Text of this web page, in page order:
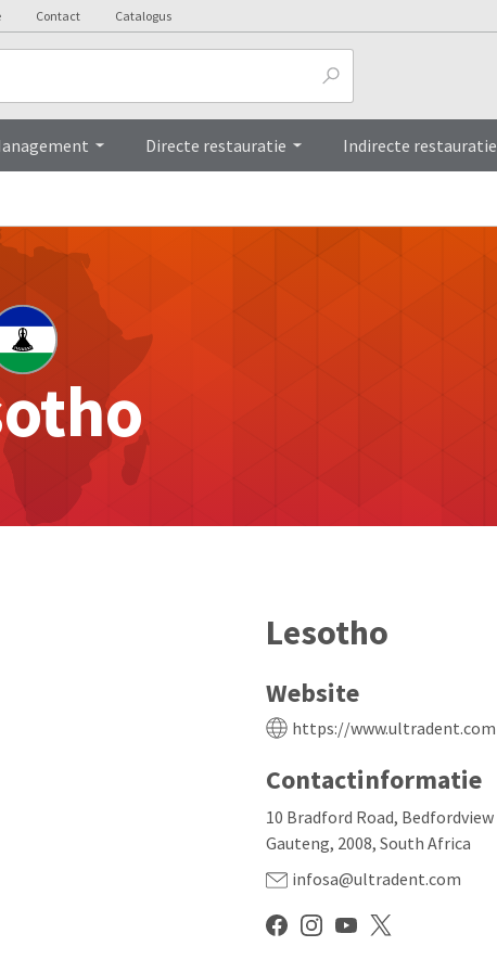
Contact Catalogus
Directe restauratie Indirecte restauratie
Lesotho
Website
https://www.ultradent.com
Contactinformatie
10 Bradford Road, Bedfordview
Gauteng, 2008, South Africa
infosa@ultradent.com